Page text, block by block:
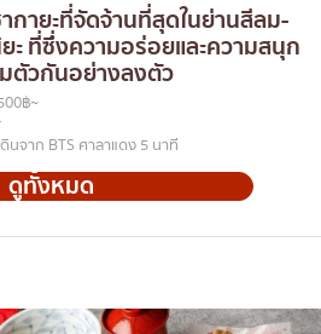
กายะที่จัดจ้านที่สุดในย่านสีลม-
ะ ที่ซึ่งความอร่อยและความสนุก
ตัวกันอย่างลงตัว
฿~
ดินจาก BTS ศาลาแดง 5 นาที
ดูทั้งหมด